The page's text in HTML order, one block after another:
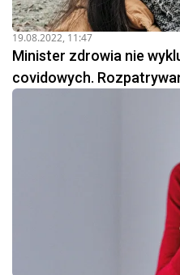
19.08.2022, 11:47
Minister zdrowia nie
covidowych.